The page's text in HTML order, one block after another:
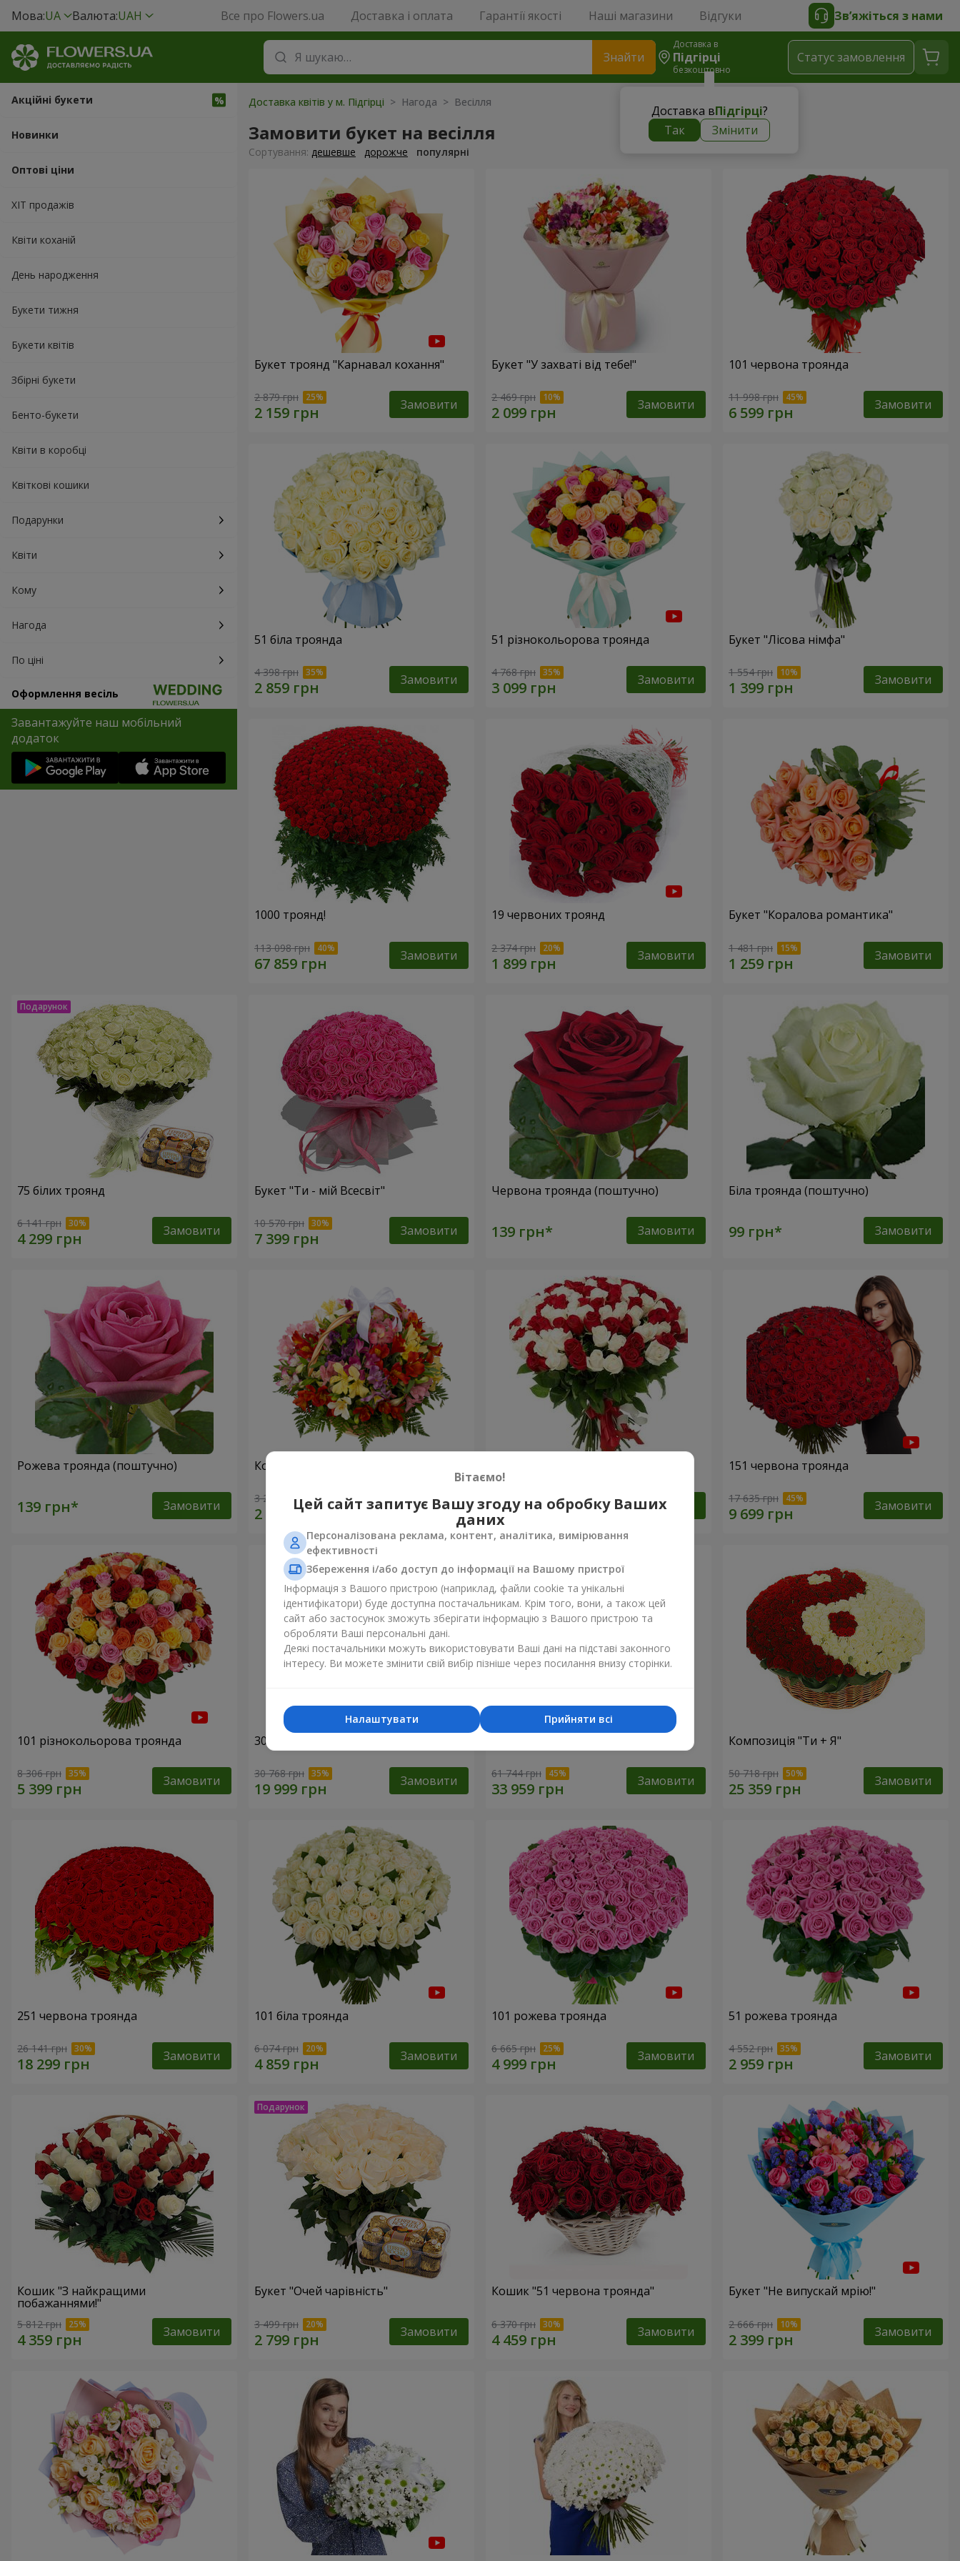
Мова:UA Валюта:UAH Все про Flowers.ua Доставка і оплата Гарантії якості Наші магазини Відгуки Зв’яжіться з нами
Знайти
Доставка в
Підгірці
безкоштовно
Доставка вПідгірці?
Так
Змінити
Статус замовлення
Акційні букети
Новинки
Оптові ціни
ХІТ продажів
Квіти коханій
День народження
Букети тижня
Букети квітів
Збірні букети
Бенто-букети
Квіти в коробці
Квіткові кошики
Подарунки
Квіти
Кому
Нагода
По ціні
Оформлення весіль
Завантажуйте наш мобільний
додаток
Доставка квітів у м. Підгірці > Нагода > Весілля
Замовити букет на весілля
Сортування: дешевше дорожче популярні
Букет троянд "Карнавал кохання"
2 879 грн Замовити
Букет "У захваті від тебе!"
2 469 грн Замовити
101 червона троянда
11 998 грн Замовити
51 біла троянда
4 398 грн Замовити
51 різнокольорова троянда
4 768 грн Замовити
Букет "Лісова німфа"
1 554 грн Замовити
1000 троянд!
113 098 грн Замовити
19 червоних троянд
2 374 грн Замовити
Букет "Коралова романтика"
1 481 грн Замовити
75 білих троянд
6 141 грн Замовити
Букет "Ти - мій Всесвіт"
10 570 грн Замовити
Червона троянда (поштучно)
Замовити
Біла троянда (поштучно)
Замовити
Рожева троянда (поштучно)
Замовити
Кошик альстромерій "Акварель"
3 293 грн Замовити 6 332 грн Замовити
151 червона троянда
17 635 грн Замовити
101 різнокольорова троянда
8 306 грн Замовити
301 червона троянда
30 768 грн Замовити 61 744 грн Замовити
Композиція "Ти + Я"
50 718 грн Замовити
251 червона троянда
26 141 грн Замовити
101 біла троянда
6 074 грн Замовити
101 рожева троянда
6 665 грн Замовити
51 рожева троянда
4 552 грн Замовити
Кошик "З найкращими
побажаннями!"
5 812 грн Замовити
Букет "Очей чарівність"
3 499 грн Замовити
Кошик "51 червона троянда"
6 370 грн Замовити
Букет "Не випускай мрію!"
2 666 грн Замовити
Вітаємо!
Цей сайт запитує Вашу згоду на обробку Ваших
даних
Персоналізована реклама, контент, аналітика, вимірювання
ефективності
Збереження і/або доступ до інформації на Вашому пристрої
Інформація з Вашого пристрою (наприклад, файли cookie та унікальні
ідентифікатори) буде доступна постачальникам. Крім того, вони, а також цей
сайт або застосунок зможуть зберігати інформацію з Вашого пристрою та
обробляти Ваші персональні дані.
Деякі постачальники можуть використовувати Ваші дані на підставі законного
інтересу. Ви можете змінити свій вибір пізніше через посилання внизу сторінки.
Прийняти всі
Налаштувати